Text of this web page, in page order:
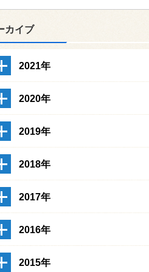
カイブ
2021年
2020年
2019年
2018年
2017年
2016年
2015年